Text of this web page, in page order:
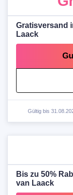
Gratisversand
Laack
Gültig bis
Bis zu 50%
van Laack